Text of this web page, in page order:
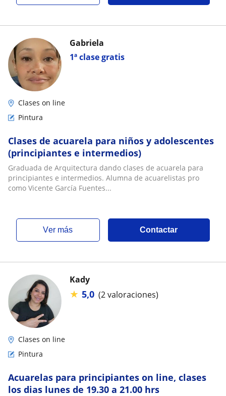
1ª clase gratis
Gabriela
Clases on line
Pintura
Clases de acuarela para niños y adolescentes
(principiantes e intermedios)
Graduada de Arquitectura dando clases de acuarela para
principiantes e intermedios. Alumna de acuarelistas pro
como Vicente García Fuentes...
ver más Contactar
Kady
★ 5,0 (2 valoraciones)
Clases on line
Pintura
Acuarelas para principiantes on line, clases
los dias lunes de 19.30 a 21.00 hrs